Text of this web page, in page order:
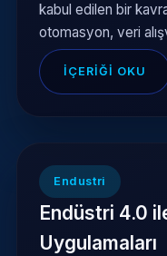
kabul edilen bir
otomasyon, veri
İÇERIĞI OKU
Endustri
Endüstri 4.0
Uygulamaları